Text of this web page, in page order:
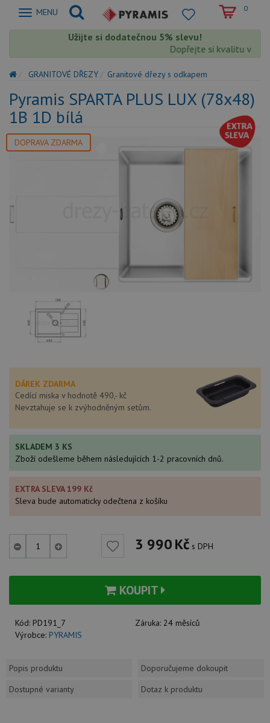
Zobrazit
MENU 0
Užijte si dodatečnou 5% slevu!
Dopřejte si kvalitu
GRANITOVÉ DŘEZY Granitové dřezy s odkapem
Pyramis SPARTA PLUS LUX (78x48)
1B 1D bílá
DOPRAVA ZDARMA
DÁREK ZDARMA
Cedící miska v hodnotě 490,- kč
Nevztahuje se k zvýhodněným setům.
SKLADEM 3 KS
Zboží odešleme během následujících 1-2 pracovních dnů.
EXTRA SLEVA 199 Kč
Sleva bude automaticky odečtena z košíku
3 990Kč s DPH
KOUPIT
Kód: PD191_7 Záruka: 24 měsíců
Výrobce: PYRAMIS
Popis produktu
Doporučujeme dokoupit
Dostupné varianty
Dotaz k produktu